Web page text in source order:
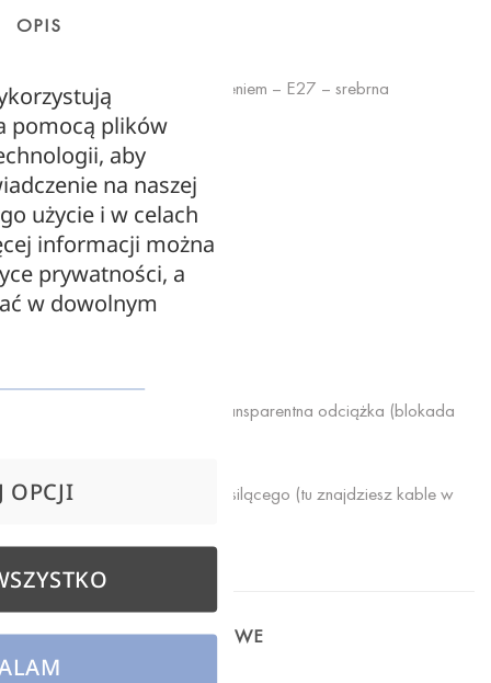
OPIS
Oprawka metalowa z pierścieniem – E27 – srebrna
Wysokość: 58 mm
Średnica: 40 mm
Średnica pierścienia: 56 mm
Gwint: E27
Do oprawki dołączana jest transparentna odciążka (blokada
Komplet nie zawiera kabla zasilącego (tu znajdziesz kable w
INFORMACJE DODATKOWE
pomocą plików
aby
na naszej
użycie i w celach
informacji można
prywatności, a
w dowolnym
OPCJI